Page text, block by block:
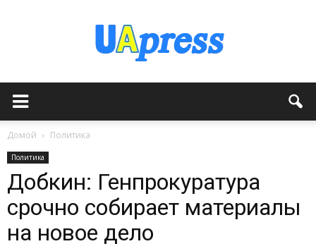
Домой Политика
Политика
Добкин: Генпрокуратура
срочно собирает материалы
на новое дело